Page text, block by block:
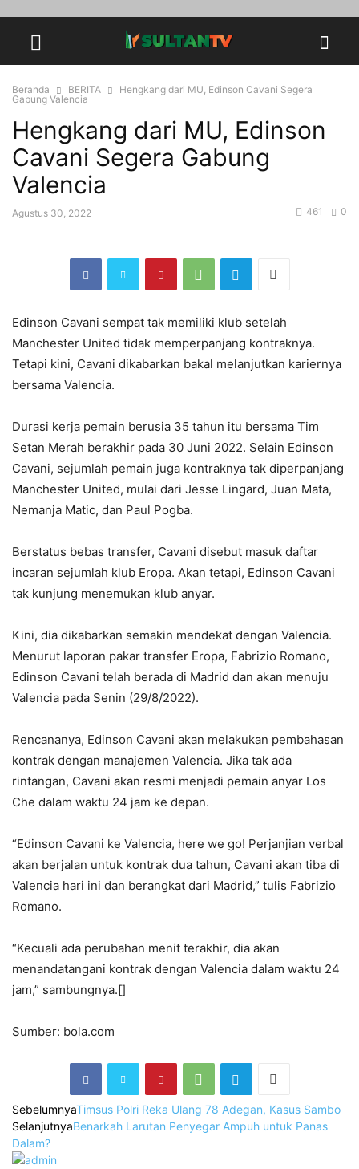
Beranda BERITA
Hengkang dari MU, Edinson Cavani Segera
Gabung Valencia
Hengkang dari MU, Edinson
Cavani Segera Gabung
Valencia
Agustus 30, 2022 0
461
Edinson Cavani sempat tak memiliki klub setelah
Manchester United tidak memperpanjang kontraknya.
Tetapi kini, Cavani dikabarkan bakal melanjutkan kariernya
bersama Valencia.
Durasi kerja pemain berusia 35 tahun itu bersama Tim
Setan Merah berakhir pada 30 Juni 2022. Selain Edinson
Cavani, sejumlah pemain juga kontraknya tak diperpanjang
Manchester United, mulai dari Jesse Lingard, Juan Mata,
Nemanja Matic, dan Paul Pogba.
Berstatus bebas transfer, Cavani disebut masuk daftar
incaran sejumlah klub Eropa. Akan tetapi, Edinson Cavani
tak kunjung menemukan klub anyar.
Kini, dia dikabarkan semakin mendekat dengan Valencia.
Menurut laporan pakar transfer Eropa, Fabrizio Romano,
Edinson Cavani telah berada di Madrid dan akan menuju
Valencia pada Senin (29/8/2022).
Rencananya, Edinson Cavani akan melakukan pembahasan
kontrak dengan manajemen Valencia. Jika tak ada
rintangan, Cavani akan resmi menjadi pemain anyar Los
Che dalam waktu 24 jam ke depan.
“Edinson Cavani ke Valencia, here we go! Perjanjian verbal
akan berjalan untuk kontrak dua tahun, Cavani akan tiba di
Valencia hari ini dan berangkat dari Madrid,” tulis Fabrizio
Romano.
“Kecuali ada perubahan menit terakhir, dia akan
menandatangani kontrak dengan Valencia dalam waktu 24
jam,” sambungnya.[]
Sumber: bola.com
SebelumnyaTimsus Polri Reka Ulang 78 Adegan, Kasus Sambo
SelanjutnyaBenarkah Larutan Penyegar Ampuh untuk Panas
Dalam?